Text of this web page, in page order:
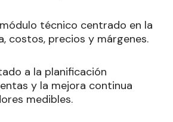
técnico centrado en la
costos, precios y márgenes.
a la planificación
y la mejora continua
medibles.